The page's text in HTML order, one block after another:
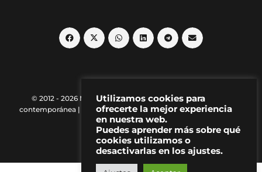
© 2012 - 2026 MAKMA | Revista de artes visuales y cultura
contemporánea |
Política de Privacidad|Aviso Legal|Contacto
Utilizamos cookies para
ofrecerte la mejor experiencia
en nuestra web.
Puedes aprender más sobre qué
cookies utilizamos o
desactivarlas en los ajustes.